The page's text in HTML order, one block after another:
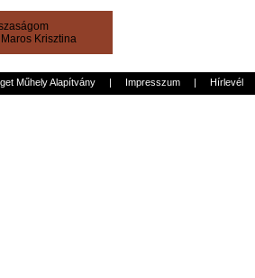
Maros Krisztina
Műhely Alapítvány | Impresszum | Hírlevél